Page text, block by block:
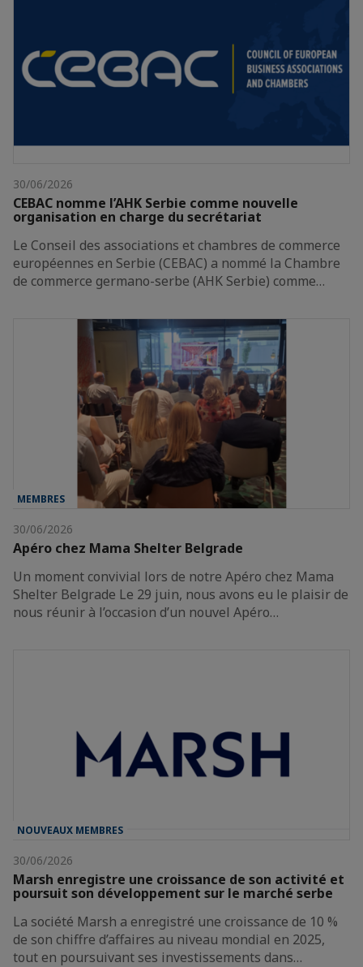
30/06/2026
CEBAC nomme l’AHK Serbie comme nouvelle
organisation en charge du secrétariat
Le Conseil des associations et chambres de commerce
européennes en Serbie (CEBAC) a nommé la Chambre
de commerce germano-serbe (AHK Serbie) comme…
MEMBRES
30/06/2026
Apéro chez Mama Shelter Belgrade
Un moment convivial lors de notre Apéro chez Mama
Shelter Belgrade Le 29 juin, nous avons eu le plaisir de
nous réunir à l’occasion d’un nouvel Apéro…
NOUVEAUX MEMBRES
30/06/2026
Marsh enregistre une croissance de son activité et
poursuit son développement sur le marché serbe
La société Marsh a enregistré une croissance de 10 %
de son chiffre d’affaires au niveau mondial en 2025,
tout en poursuivant ses investissements dans…